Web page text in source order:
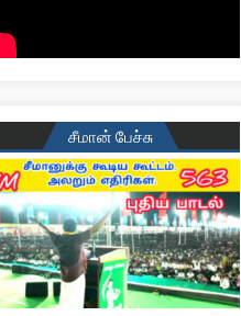
சீமான் பேச்சு